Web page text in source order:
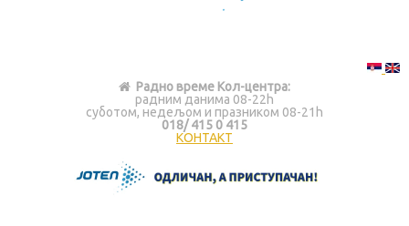
Радно време Кол-центра:
радним данима 08-22h
суботом, недељом и празником 08-21h
018/ 415 0 415
КОНТАКТ